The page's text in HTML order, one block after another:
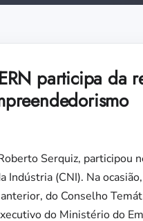
participa da
Serquiz,
Indústria (CNI). Na
do Conselho
do Ministério do